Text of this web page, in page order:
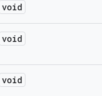
void
void
void